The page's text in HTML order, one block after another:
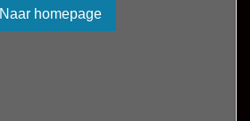
Naar homepage